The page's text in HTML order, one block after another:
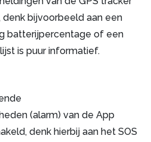
bijvoorbeeld aan een
batterijpercentage of een
is puur informatief.
(alarm) van de App
denk hierbij aan het SOS